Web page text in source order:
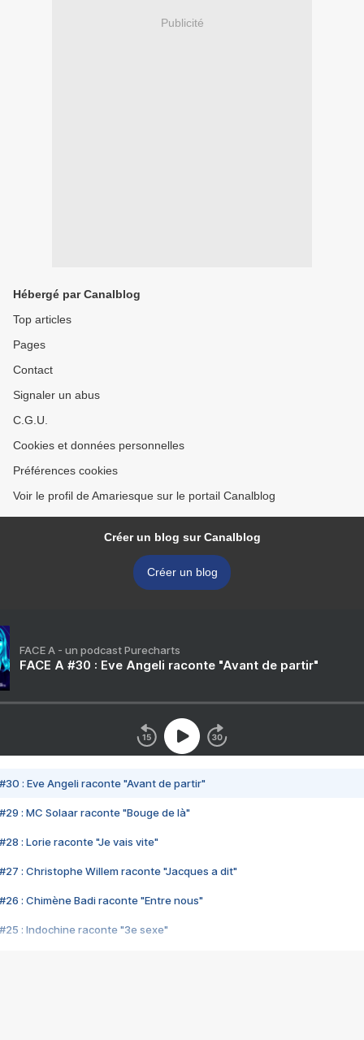
Publicité
Hébergé par Canalblog
Top articles
Pages
Contact
Signaler un abus
C.G.U.
Cookies et données personnelles
Préférences cookies
Voir le profil de Amariesque sur le portail Canalblog
Créer un blog sur Canalblog
Créer un blog
FACE A - un podcast Purecharts
FACE A #30 : Eve Angeli raconte "Avant de partir"
#30 : Eve Angeli raconte "Avant de partir"
#29 : MC Solaar raconte "Bouge de là"
#28 : Lorie raconte "Je vais vite"
#27 : Christophe Willem raconte "Jacques a dit"
#26 : Chimène Badi raconte "Entre nous"
#25 : Indochine raconte "3e sexe"